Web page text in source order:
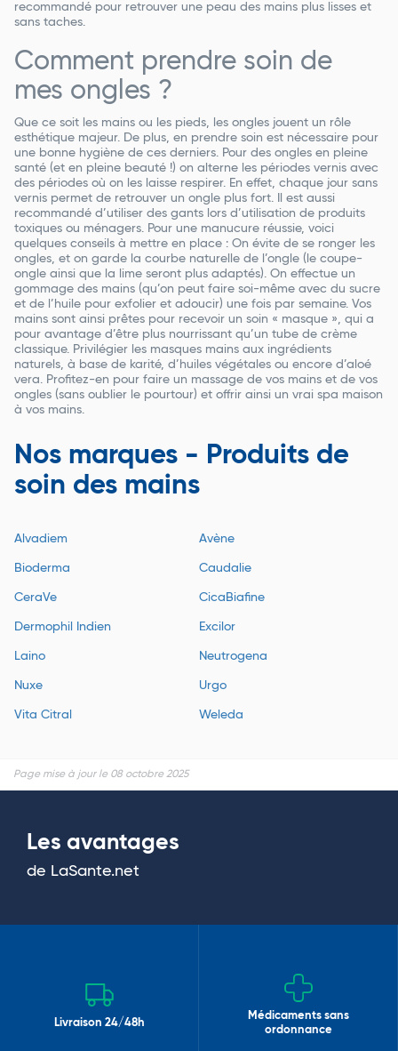
recommandé pour retrouver une peau des mains plus lisses et
sans taches.
Comment prendre soin de
mes ongles ?
Que ce soit les mains ou les pieds, les ongles jouent un rôle
esthétique majeur. De plus, en prendre soin est nécessaire pour
une bonne hygiène de ces derniers. Pour des ongles en pleine
santé (et en pleine beauté !) on alterne les périodes vernis avec
des périodes où on les laisse respirer. En effet, chaque jour sans
vernis permet de retrouver un ongle plus fort. Il est aussi
recommandé d’utiliser des gants lors d’utilisation de produits
toxiques ou ménagers. Pour une manucure réussie, voici
quelques conseils à mettre en place : On évite de se ronger les
ongles, et on garde la courbe naturelle de l’ongle (le coupe-
ongle ainsi que la lime seront plus adaptés). On effectue un
gommage des mains (qu’on peut faire soi-même avec du sucre
et de l’huile pour exfolier et adoucir) une fois par semaine. Vos
mains sont ainsi prêtes pour recevoir un soin « masque », qui a
pour avantage d’être plus nourrissant qu’un tube de crème
classique. Privilégier les masques mains aux ingrédients
naturels, à base de karité, d’huiles végétales ou encore d’aloé
vera. Profitez-en pour faire un massage de vos mains et de vos
ongles (sans oublier le pourtour) et offrir ainsi un vrai spa maison
à vos mains.
Nos marques - Produits de
soin des mains
Alvadiem Avène
Bioderma Caudalie
CeraVe CicaBiafine
Dermophil Indien Excilor
Laino Neutrogena
Nuxe Urgo
Vita Citral Weleda
Page mise à jour le 08 octobre 2025
Les avantages
de LaSante.net
Livraison 24/48h
Médicaments sans
ordonnance